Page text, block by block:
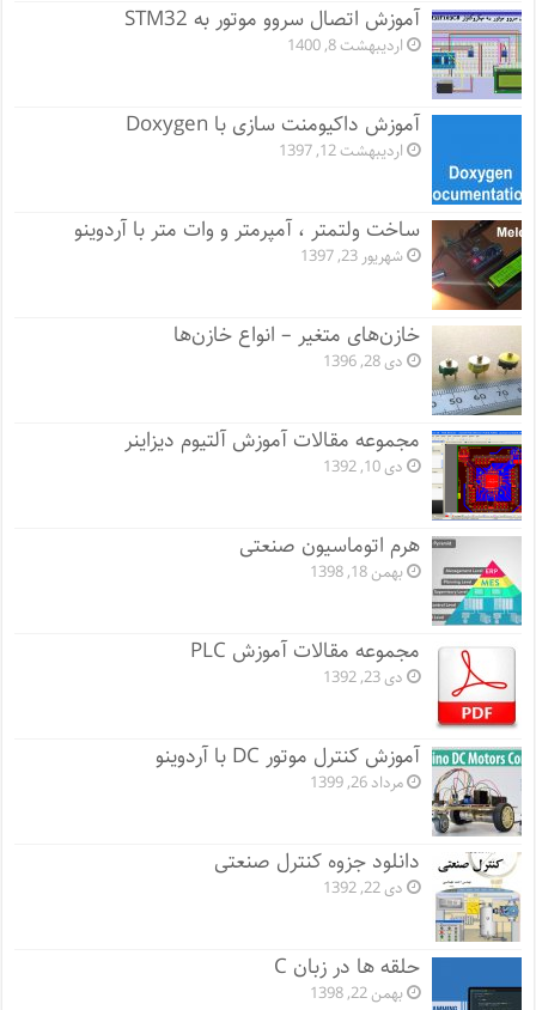
آموزش اتصال سروو موتور به STM32
اردیبهشت 8, 1400
آموزش داکیومنت سازی با Doxygen
اردیبهشت 12, 1397
ساخت ولتمتر ، آمپرمتر و وات متر با آردوینو
شهریور 23, 1397
خازن‌های متغیر – انواع خازن‌ها
دی 28, 1396
مجموعه مقالات آموزش آلتیوم دیزاینر
دی 10, 1392
هرم اتوماسیون صنعتی
بهمن 18, 1398
مجموعه مقالات آموزش PLC
دی 23, 1392
آموزش کنترل موتور DC با آردوینو
مرداد 26, 1399
دانلود جزوه کنترل صنعتی
دی 22, 1392
حلقه ها در زبان C
بهمن 22, 1398